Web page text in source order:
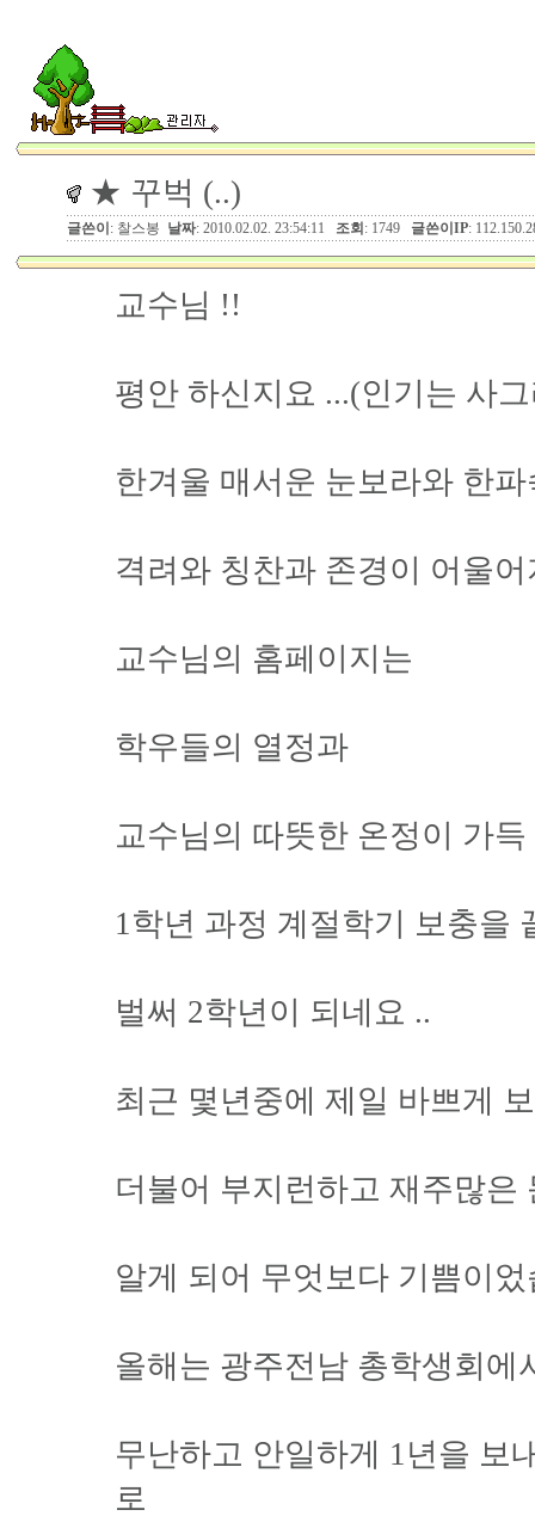
★ 꾸벅 (..)
글쓴이 : 찰스봉 날짜: 2010.02.02. 23:54:11 조회 : 1749 글쓴이IP:
교수님 !!
평안 하신지요 ...(인기는 사
한겨울 매서운 눈보라와 한
격려와 칭찬과 존경이 어울어
교수님의 홈페이지는
학우들의 열정과
교수님의 따뜻한 온정이 가
1학년 과정 계절학기 보충을
벌써 2학년이 되네요 ..
최근 몇년중에 제일 바쁘게
더불어 부지런하고 재주많은
알게 되어 무엇보다 기쁨이
올해는 광주전남 총학생회에
무난하고 안일하게 1년을 보
로